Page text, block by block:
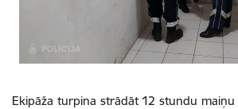
Ekipāža turpina strādāt 12 stundu